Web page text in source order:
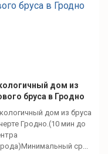
дом из
бруса в Гродно
дом из бруса
Гродно.(10 мин до
ср...